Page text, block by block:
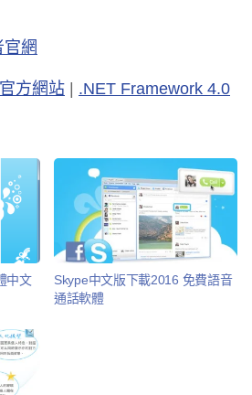
官網
官方網站
.NET Framework 4.0
中文
Skype中文版下載2016 免費語音
通話軟體